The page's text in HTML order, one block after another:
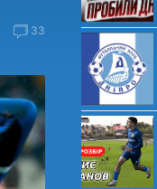
33